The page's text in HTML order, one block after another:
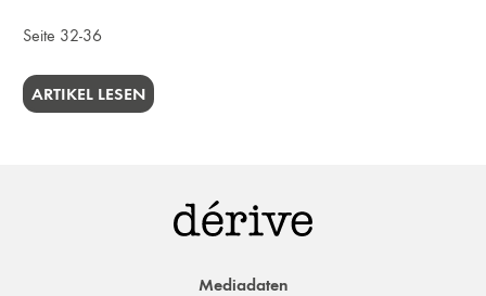
Seite 32-36
ARTIKEL LESEN
Mediadaten